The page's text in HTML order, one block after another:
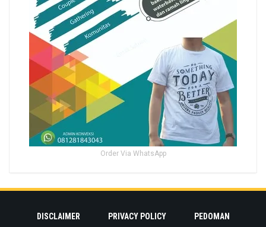
Order Via WhatsApp
DISCLAIMER PRIVACY POLICY PEDOMAN